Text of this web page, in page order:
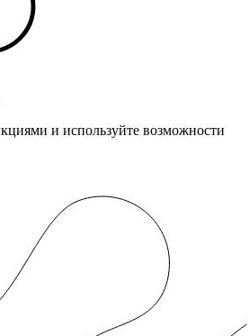
и используйте возможности